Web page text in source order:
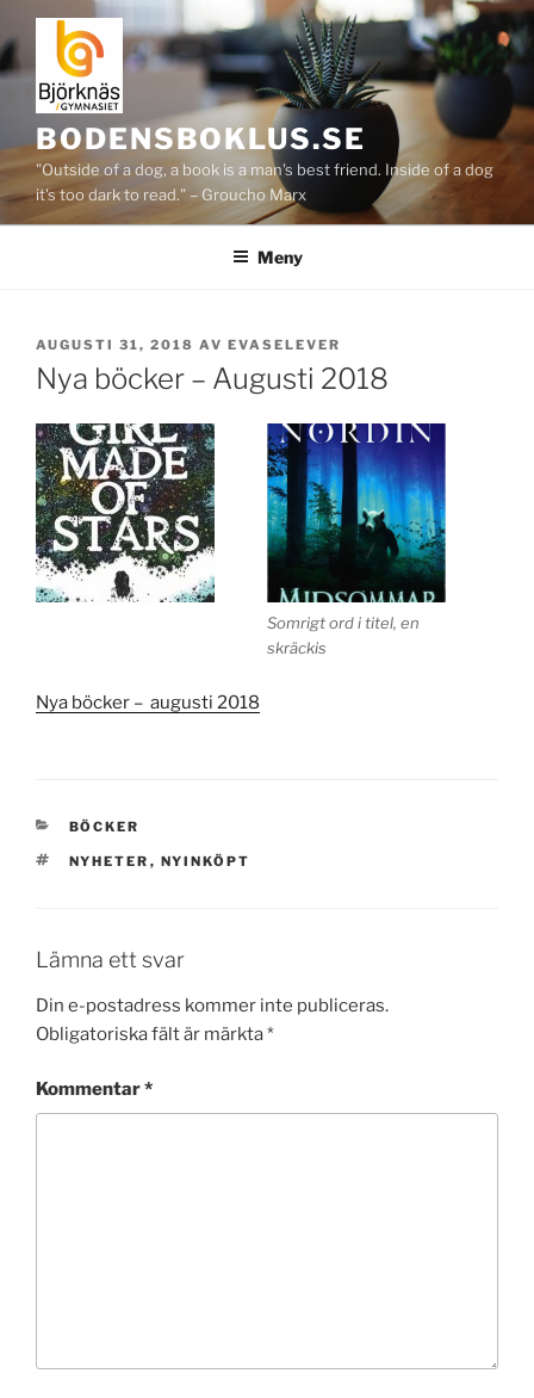
Hoppa
till
innehåll
BODENSBOKLUS.SE
"Outside of a dog, a book is a man's best friend. Inside of a dog
it's too dark to read." – Groucho Marx
Meny
PUBLICERAT
AUGUSTI 31, 2018 AV EVASELEVER
Nya böcker – Augusti 2018
Somrigt ord i titel, en
skräckis
Nya böcker – augusti 2018
KATEGORIER
BÖCKER
TAGGAR
NYHETER , NYINKÖPT
Lämna ett svar
Din e-postadress kommer inte publiceras.
Obligatoriska fält är märkta*
Kommentar*